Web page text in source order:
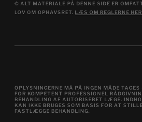
© ALT MATERIALE PÅ DENNE SIDE ER
LOV OM OPHAVSRET. LÆS OM REGLERNE HER
OPLYSNINGERNE MÅ PÅ INGEN MÅDE TAGES
FOR KOMPETENT PROFESSIONEL
BEHANDLING AF AUTORISERET LÆGE.
KAN IKKE BRUGES SOM BASIS FOR AT
FASTLÆGGE BEHANDLING.